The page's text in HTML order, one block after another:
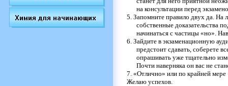
на консультации перед
5. Запомните правило двух да. На
собственные доказательства
начинаться с частицы «но».
6. Зайдите в экзаменационную
предстоит сдавать, соберете
опрашивать уже тщательно
Почти наверняка он вас не
7. «Отлично» или по крайней мере
Желаю успехов.